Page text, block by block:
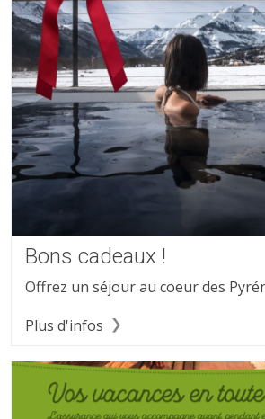
Bons cadeaux !
Offrez un séjour au coeur des
Plus d'infos